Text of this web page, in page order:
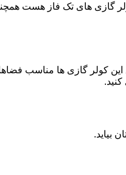
گازی های تک فاز هست
این کولر گازی ها مناسب
بیاید.